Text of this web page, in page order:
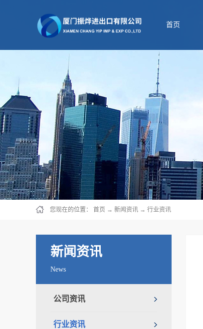
首页
您现在的位置： 首页 → 新闻资讯 → 行业资讯
新闻资讯
News
公司资讯
行业资讯